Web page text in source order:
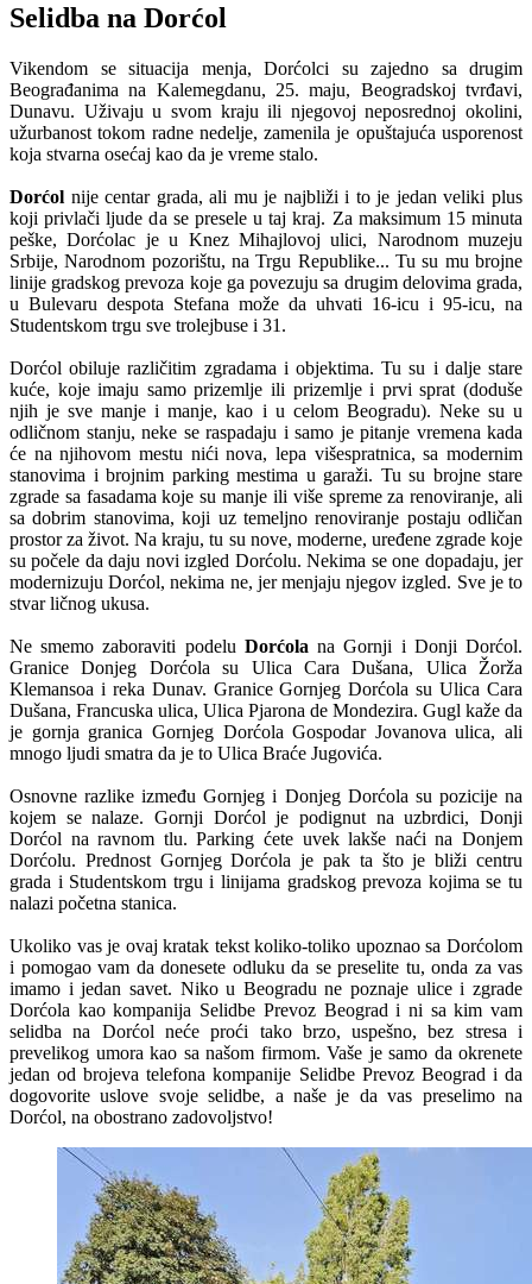
Selidba na Dorćol
Vikendom se situacija menja, Dorćolci su zajedno sa drugim
Beograđanima na Kalemegdanu, 25. maju, Beogradskoj tvrđavi,
Dunavu. Uživaju u svom kraju ili njegovoj neposrednoj okolini,
užurbanost tokom radne nedelje, zamenila je opuštajuća usporenost
koja stvarna osećaj kao da je vreme stalo.
Dorćol nije centar grada, ali mu je najbliži i to je jedan veliki plus
koji privlači ljude da se presele u taj kraj. Za maksimum 15 minuta
peške, Dorćolac je u Knez Mihajlovoj ulici, Narodnom muzeju
Srbije, Narodnom pozorištu, na Trgu Republike... Tu su mu brojne
linije gradskog prevoza koje ga povezuju sa drugim delovima grada,
u Bulevaru despota Stefana može da uhvati 16-icu i 95-icu, na
Studentskom trgu sve trolejbuse i 31.
Dorćol obiluje različitim zgradama i objektima. Tu su i dalje stare
kuće, koje imaju samo prizemlje ili prizemlje i prvi sprat (doduše
njih je sve manje i manje, kao i u celom Beogradu). Neke su u
odličnom stanju, neke se raspadaju i samo je pitanje vremena kada
će na njihovom mestu nići nova, lepa višespratnica, sa modernim
stanovima i brojnim parking mestima u garaži. Tu su brojne stare
zgrade sa fasadama koje su manje ili više spreme za renoviranje, ali
sa dobrim stanovima, koji uz temeljno renoviranje postaju odličan
prostor za život. Na kraju, tu su nove, moderne, uređene zgrade koje
su počele da daju novi izgled Dorćolu. Nekima se one dopadaju, jer
modernizuju Dorćol, nekima ne, jer menjaju njegov izgled. Sve je to
stvar ličnog ukusa.
Ne smemo zaboraviti podelu Dorćola na Gornji i Donji Dorćol.
Granice Donjeg Dorćola su Ulica Cara Dušana, Ulica Žorža
Klemansoa i reka Dunav. Granice Gornjeg Dorćola su Ulica Cara
Dušana, Francuska ulica, Ulica Pjarona de Mondezira. Gugl kaže da
je gornja granica Gornjeg Dorćola Gospodar Jovanova ulica, ali
mnogo ljudi smatra da je to Ulica Braće Jugovića.
Osnovne razlike između Gornjeg i Donjeg Dorćola su pozicije na
kojem se nalaze. Gornji Dorćol je podignut na uzbrdici, Donji
Dorćol na ravnom tlu. Parking ćete uvek lakše naći na Donjem
Dorćolu. Prednost Gornjeg Dorćola je pak ta što je bliži centru
grada i Studentskom trgu i linijama gradskog prevoza kojima se tu
nalazi početna stanica.
Ukoliko vas je ovaj kratak tekst koliko-toliko upoznao sa Dorćolom
i pomogao vam da donesete odluku da se preselite tu, onda za vas
imamo i jedan savet. Niko u Beogradu ne poznaje ulice i zgrade
Dorćola kao kompanija Selidbe Prevoz Beograd i ni sa kim vam
selidba na Dorćol neće proći tako brzo, uspešno, bez stresa i
prevelikog umora kao sa našom firmom. Vaše je samo da okrenete
jedan od brojeva telefona kompanije Selidbe Prevoz Beograd i da
dogovorite uslove svoje selidbe, a naše je da vas preselimo na
Dorćol, na obostrano zadovoljstvo!